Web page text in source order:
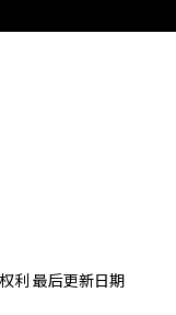
利 最后更新日期